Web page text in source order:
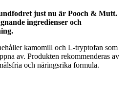
just nu är Pooch & Mutt.
ingredienser och
kamomill och L-tryptofan som
av. Produkten rekommenderas av
och näringsrika formula.